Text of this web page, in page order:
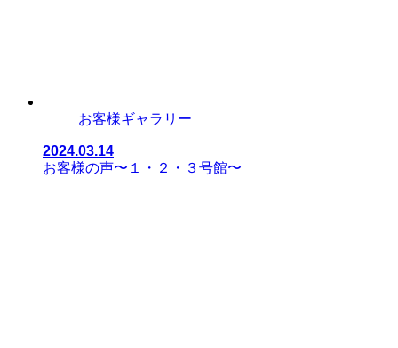
お客様ギャラリー
2024.03.14
お客様の声〜１・２・３号館〜